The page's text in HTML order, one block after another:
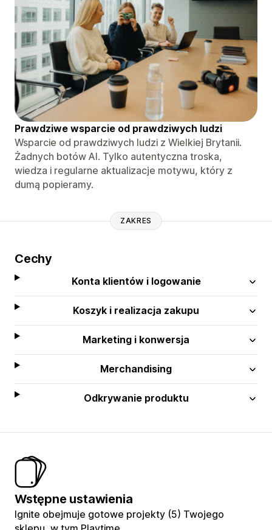
Prawdziwe wsparcie od prawdziwych ludzi
Wsparcie od prawdziwych ludzi z Wielkiej Brytanii.
Żadnych botów AI. Tylko autentyczna troska,
wiedza i regularne aktualizacje motywu, który z
dumą popieramy.
ZAKRES
Cechy
Konta klientów i logowanie
Koszyk i realizacja zakupu
Marketing i konwersja
Merchandising
Odkrywanie produktu
Wstępne ustawienia
Ignite obejmuje gotowe projekty (5) Twojego